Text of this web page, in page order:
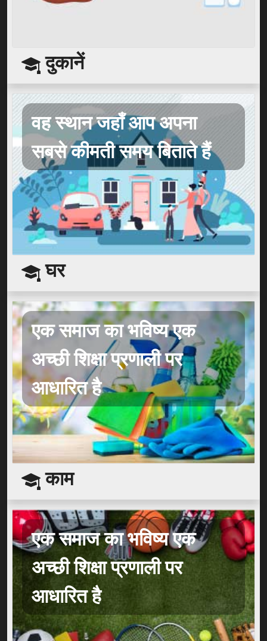
दुकानें
वह स्थान जहाँ आप अपना
सबसे कीमती समय बिताते हैं
घर
एक समाज का भविष्य एक
अच्छी शिक्षा प्रणाली पर
आधारित है
काम
एक समाज का भविष्य एक
अच्छी शिक्षा प्रणाली पर
आधारित है